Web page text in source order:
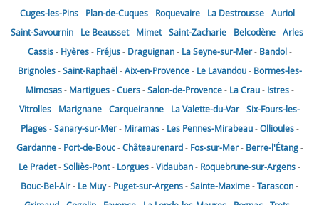
Cuges-les-Pins- Plan-de-Cuques- Roquevaire- La Destrousse-Auriol-
Saint-Savournin- Le Beausset- Mimet-Saint-Zacharie- Belcodène-Arles-
Cassis- Hyères- Fréjus- Draguignan- La Seyne-sur-Mer- Bandol-
Brignoles-Saint-Raphaël-Aix-en-Provence- Le Lavandou- Bormes-les-
Mimosas- Martigues-Cuers-Salon-de-Provence- La Crau- Istres-
Vitrolles- Marignane-Carqueiranne- La Valette-du-Var-Six-Fours-les-
Plages-Sanary-sur-Mer- Miramas- Les Pennes-Mirabeau-Ollioules-
Gardanne- Port-de-Bouc-Châteaurenard- Fos-sur-Mer- Berre-l'Étang-
Le Pradet-Solliès-Pont- Lorgues-Vidauban- Roquebrune-sur-Argens-
Bouc-Bel-Air- Le Muy- Puget-sur-Argens-Sainte-Maxime-Tarascon-